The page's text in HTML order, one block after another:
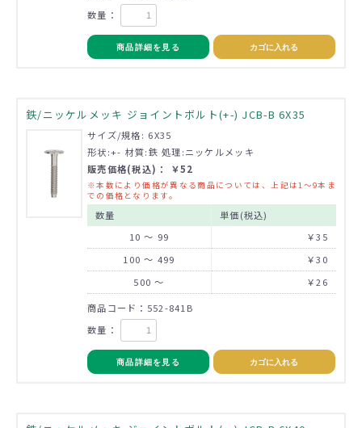
数量：
商品詳細を見る カゴに入れる
鉄/ニッケルメッキ ジョイントボルト(+-) JCB-B 6X35
サイズ/規格: 6X35
形状:+- 材質:鉄 処理:ニッケルメッキ
販売価格(税込)： ￥52
※本数により価格が異なる商品については、上記は1～9本ま
での価格となります。
数量
単価(税込)
10 ～ 99
￥35
100 ～ 499
￥30
500 ～
￥26
商品コード：552-841B
数量：
商品詳細を見る カゴに入れる